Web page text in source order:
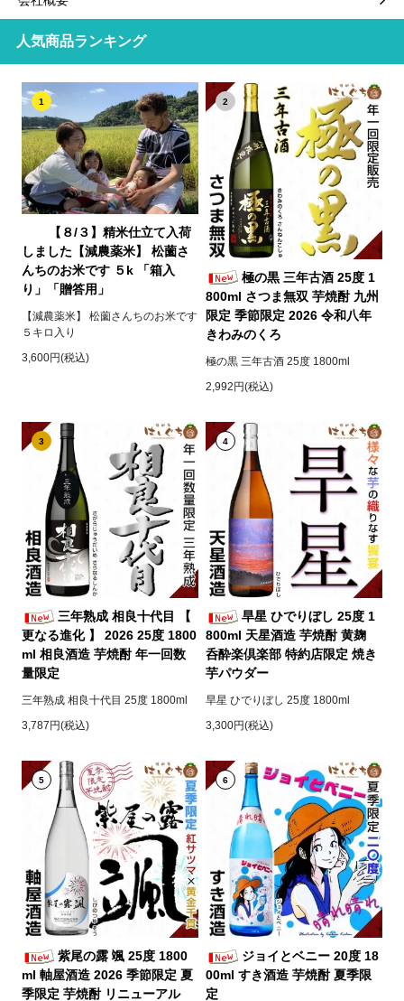
人気商品ランキング
1
【８/３】精米仕立て入荷
しました【減農薬米】 松薗さ
んちのお米です ５k 「箱入
り」「贈答用」
【減農薬米】 松薗さんちのお米です
５キロ入り
3,600円(税込)
2
極の黒 三年古酒 25度 1
800ml さつま無双 芋焼酎 九州
限定 季節限定 2026 令和八年
きわみのくろ
極の黒 三年古酒 25度 1800ml
2,992円(税込)
3
三年熟成 相良十代目 【
更なる進化 】 2026 25度 1800
ml 相良酒造 芋焼酎 年一回数
量限定
三年熟成 相良十代目 25度 1800ml
3,787円(税込)
4
旱星 ひでりぼし 25度 1
800ml 天星酒造 芋焼酎 黄麹
呑酔楽倶楽部 特約店限定 焼き
芋パウダー
旱星 ひでりぼし 25度 1800ml
3,300円(税込)
5
紫尾の露 颯 25度 1800
ml 軸屋酒造 2026 季節限定 夏
季限定 芋焼酎 リニューアル
6
ジョイとベニー 20度 18
00ml すき酒造 芋焼酎 夏季限
定